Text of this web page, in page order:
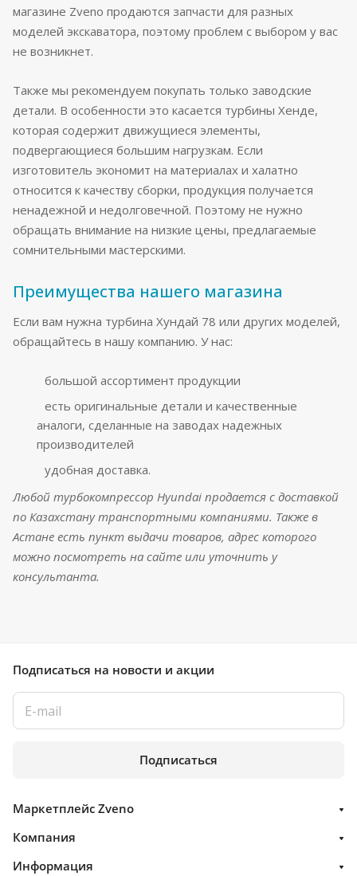
магазине Zveno продаются запчасти для разных
моделей экскаватора, поэтому проблем с выбором у вас
не возникнет.
Также мы рекомендуем покупать только заводские
детали. В особенности это касается турбины Хенде,
которая содержит движущиеся элементы,
подвергающиеся большим нагрузкам. Если
изготовитель экономит на материалах и халатно
относится к качеству сборки, продукция получается
ненадежной и недолговечной. Поэтому не нужно
обращать внимание на низкие цены, предлагаемые
сомнительными мастерскими.
Преимущества нашего магазина
Если вам нужна турбина Хундай 78 или других моделей,
обращайтесь в нашу компанию. У нас:
большой ассортимент продукции
есть оригинальные детали и качественные
аналоги, сделанные на заводах надежных
производителей
удобная доставка.
Любой турбокомпрессор Hyundai продается с доставкой
по Казахстану транспортными компаниями. Также в
Астане есть пункт выдачи товаров, адрес которого
можно посмотреть на сайте или уточнить у
консультанта.
Подписаться на новости и акции
Подписаться
Маркетплейс Zveno
Компания
Информация